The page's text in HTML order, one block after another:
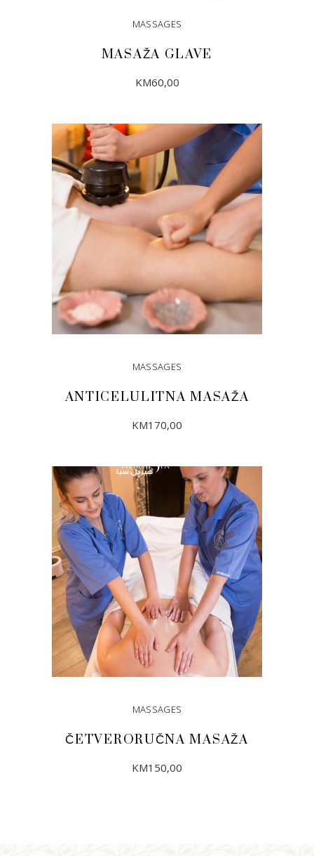
MASSAGES
MASAŽA GLAVE
KM60,00
DODAJ U KORPU
MASSAGES
ANTICELULITNA MASAŽA
KM170,00
DODAJ U KORPU
MASSAGES
ČETVERORUČNA MASAŽA
KM150,00